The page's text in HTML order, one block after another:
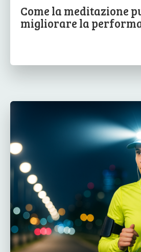
Come la meditazione
migliorare la